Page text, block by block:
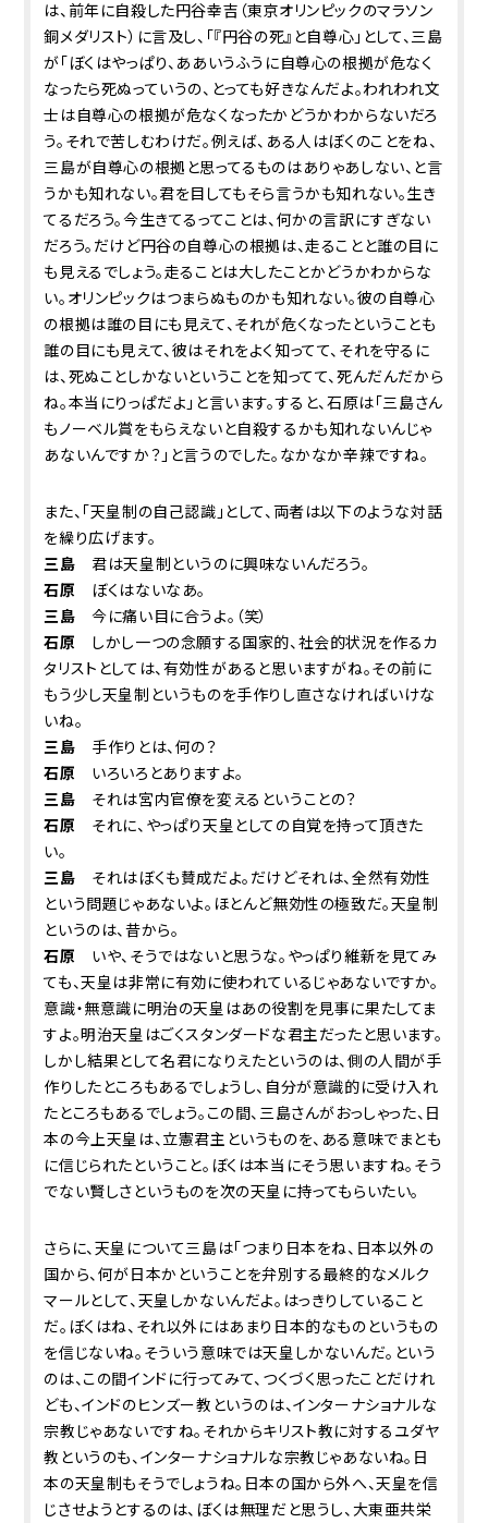
は、前年に自殺した円谷幸吉（東京オリンピックのマラソン
銅メダリスト）に言及し、「『円谷の死』と自尊心」として、三島
が「ぼくはやっぱり、ああいうふうに自尊心の根拠が危なく
なったら死ぬっていうの、とっても好きなんだよ。われわれ文
士は自尊心の根拠が危なくなったかどうかわからないだろ
う。それで苦しむわけだ。例えば、ある人はぼくのことをね、
三島が自尊心の根拠と思ってるものはありゃあしない、と言
うかも知れない。君を目してもそら言うかも知れない。生き
てるだろう。今生きてるってことは、何かの言訳にすぎない
だろう。だけど円谷の自尊心の根拠は、走ることと誰の目に
も見えるでしょう。走ることは大したことかどうかわからな
い。オリンピックはつまらぬものかも知れない。彼の自尊心
の根拠は誰の目にも見えて、それが危くなったということも
誰の目にも見えて、彼はそれをよく知ってて、それを守るに
は、死ぬことしかないということを知ってて、死んだんだから
ね。本当にりっぱだよ」と言います。すると、石原は「三島さん
もノーベル賞をもらえないと自殺するかも知れないんじゃ
あないんですか？」と言うのでした。なかなか辛辣ですね。
また、「天皇制の自己認識」として、両者は以下のような対話
を繰り広げます。
三島 君は天皇制というのに興味ないんだろう。
石原 ぼくはないなあ。
三島 今に痛い目に合うよ。（笑）
石原 しかし一つの念願する国家的、社会的状況を作るカ
タリストとしては、有効性があると思いますがね。その前に
もう少し天皇制というものを手作りし直さなければいけな
いね。
三島 手作りとは、何の？
石原 いろいろとありますよ。
三島 それは宮内官僚を変えるということの？
石原 それに、やっぱり天皇としての自覚を持って頂きた
い。
三島 それはぼくも賛成だよ。だけどそれは、全然有効性
という問題じゃあないよ。ほとんど無効性の極致だ。天皇制
というのは、昔から。
石原 いや、そうではないと思うな。やっぱり維新を見てみ
ても、天皇は非常に有効に使われているじゃあないですか。
意識・無意識に明治の天皇はあの役割を見事に果たしてま
すよ。明治天皇はごくスタンダードな君主だったと思います。
しかし結果として名君になりえたというのは、側の人間が手
作りしたところもあるでしょうし、自分が意識的に受け入れ
たところもあるでしょう。この間、三島さんがおっしゃった、日
本の今上天皇は、立憲君主というものを、ある意味でまとも
に信じられたということ。ぼくは本当にそう思いますね。そう
でない賢しさというものを次の天皇に持ってもらいたい。
さらに、天皇について三島は「つまり日本をね、日本以外の
国から、何が日本かということを弁別する最終的なメルク
マールとして、天皇しかないんだよ。はっきりしていること
だ。ぼくはね、それ以外にはあまり日本的なものというもの
を信じないね。そういう意味では天皇しかないんだ。という
のは、この間インドに行ってみて、つくづく思ったことだけれ
ども、インドのヒンズー教というのは、インターナショナルな
宗教じゃあないですね。それからキリスト教に対するユダヤ
教というのも、インターナショナルな宗教じゃあないね。日
本の天皇制もそうでしょうね。日本の国から外へ、天皇を信
じさせようとするのは、ぼくは無理だと思うし、大東亜共栄